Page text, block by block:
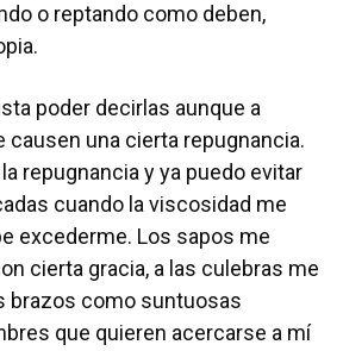
o reptando como deben,
poder decirlas aunque a
causen una cierta repugnancia.
repugnancia y ya puedo evitar
cuando la viscosidad me
excederme. Los sapos me
cierta gracia, a las culebras me
brazos como suntuosas
que quieren acercarse a mí